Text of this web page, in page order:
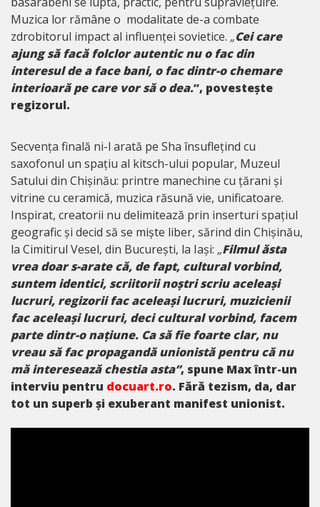
Muzica lor rămâne o modalitate de-a combate
zdrobitorul impact al influenței sovietice. „Cei care
ajung să facă folclor autentic nu o fac din
interesul de a face bani, o fac dintr-o chemare
interioară pe care vor să o dea.”, povestește
regizorul.
Secvența finală ni-l arată pe Sha însuflețind cu
saxofonul un spațiu al kitsch-ului popular, Muzeul
Satului din Chișinău: printre manechine cu țărani și
vitrine cu ceramică, muzica răsună vie, unificatoare.
Inspirat, creatorii nu delimitează prin inserturi spațiul
geografic și decid să se miște liber, sărind din Chișinău,
la Cimitirul Vesel, din București, la Iași: „Filmul ăsta
vrea doar s-arate că, de fapt, cultural vorbind,
suntem identici, scriitorii noștri scriu aceleași
lucruri, regizorii fac aceleași lucruri, muzicienii
fac aceleași lucruri, deci cultural vorbind, facem
parte dintr-o națiune. Ca să fie foarte clar, nu
vreau să fac propagandă unionistă pentru că nu
mă interesează chestia asta”, spune Max într-un
interviu pentru docuart.ro. Fără tezism, da, dar
tot un superb și exuberant manifest unionist.